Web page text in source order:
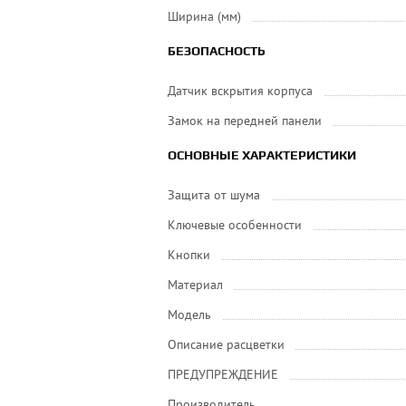
Ширина (мм)
БЕЗОПАСНОСТЬ
Датчик вскрытия корпуса
Замок на передней панели
ОСНОВНЫЕ ХАРАКТЕРИСТИКИ
Защита от шума
Ключевые особенности
Кнопки
Материал
Модель
Описание расцветки
ПРЕДУПРЕЖДЕНИЕ